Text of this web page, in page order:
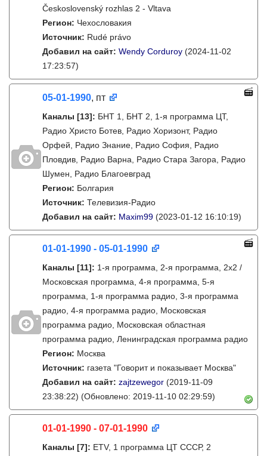
Československý rozhlas 2 - Vltava
Регион: Чехословакия
Источник: Rudé právo
Добавил на сайт: Wendy Corduroy (2024-11-02
17:23:57)
05-01-1990, пт
Каналы [13]: БНТ 1, БНТ 2, 1-я программа ЦТ,
Радио Христо Ботев, Радио Хоризонт, Радио
Орфей, Радио Знание, Радио София, Радио
Пловдив, Радио Варна, Радио Стара Загора, Радио
Шумен, Радио Благоевград
Регион: Болгария
Источник: Телевизия-Радио
Добавил на сайт: Maxim99 (2023-01-12 16:10:19)
01-01-1990 - 05-01-1990
Каналы [11]: 1-я программа, 2-я программа, 2х2 /
Московская программа, 4-я программа, 5-я
программа, 1-я программа радио, 3-я программа
радио, 4-я программа радио, Московская
программа радио, Московская областная
программа радио, Ленинградская программа радио
Регион: Москва
Источник: газета "Говорит и показывает Москва"
Добавил на сайт: zajtzewegor (2019-11-09
23:38:22) (Обновлено: 2019-11-10 02:29:59)
01-01-1990 - 07-01-1990
Каналы [7]: ETV, 1 программа ЦТ СССР, 2